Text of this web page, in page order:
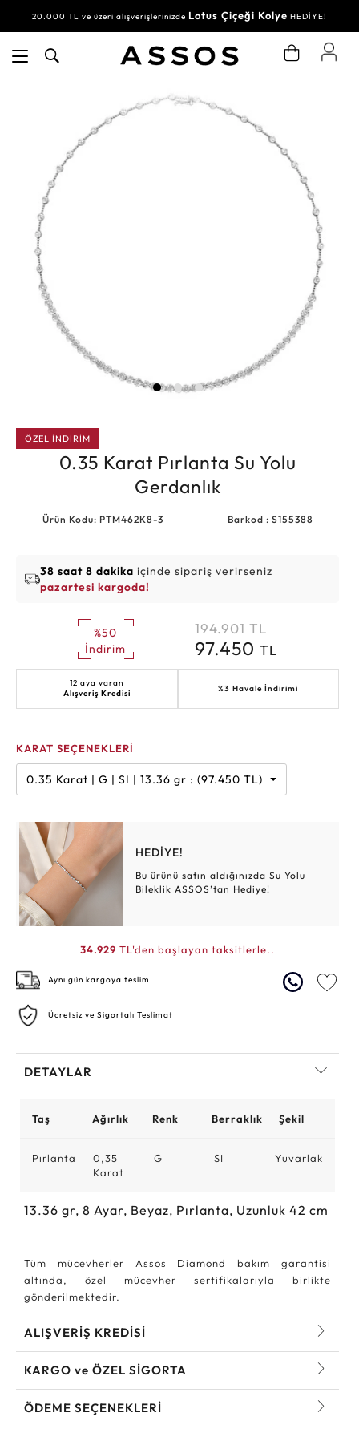
20.000 TL ve üzeri alışverişlerinizde Lotus Çiçeği Kolye HEDİYE!
ÖZEL İNDİRİM
0.35 Karat Pırlanta Su Yolu
Gerdanlık
Ürün Kodu: PTM462K8-3 Barkod : S155388
38 saat 8 dakika içinde sipariş verirseniz
pazartesi kargoda!
%50
İndirim
194.901 TL
97.450TL
12 aya varan
Alışveriş Kredisi
%3 Havale İndirimi
KARAT SEÇENEKLERİ
0.35 Karat | G | SI | 13.36 gr : (97.450 TL)
HEDİYE!
Bu ürünü satın aldığınızda Su Yolu
Bileklik ASSOS’tan Hediye!
34.929 TL'den başlayan taksitlerle..
Aynı gün kargoya teslim
Ücretsiz ve Sigortalı Teslimat
DETAYLAR
Taş Ağırlık Renk Berraklık Şekil
Pırlanta
0,35
Karat
G SI Yuvarlak
13.36 gr, 8 Ayar, Beyaz, Pırlanta, Uzunluk 42 cm
Tüm mücevherler Assos Diamond bakım garantisi
altında, özel mücevher sertifikalarıyla birlikte
gönderilmektedir.
ALIŞVERİŞ KREDİSİ
KARGO ve ÖZEL SİGORTA
ÖDEME SEÇENEKLERİ